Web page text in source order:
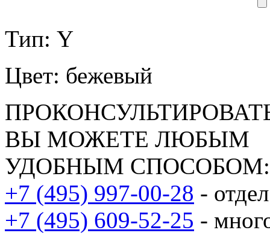
Тип: Y
Цвет: бежевый
ВЫ МОЖЕТЕ ЛЮБЫМ
УДОБНЫМ СПОСОБОМ:
+7 (495) 997-00-28 -
+7 (495) 609-52-25 -